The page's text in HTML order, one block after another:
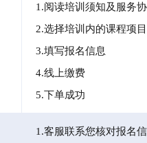
1.阅读培训须知及服务
2.选择培训内的课程项目
3.填写报名信息
4.线上缴费
5.下单成功
1.客服联系您核对报名